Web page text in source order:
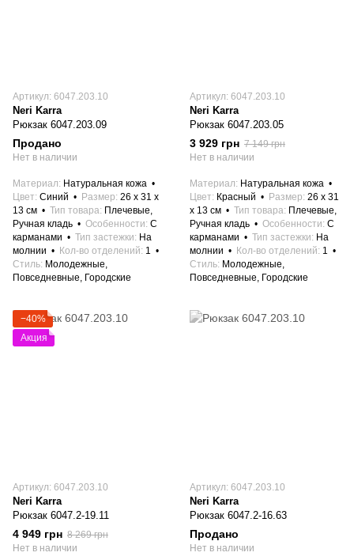
Артикул: 6047.203.10
Neri Karra
Рюкзак 6047.203.09
Продано
Нет в наличии
Материал
Натуральная кожа
Цвет Синий Размер 26 x 31 x
13 см
Тип товара Плечевые,
Ручная кладь
Особенности С
карманами
Тип застежки
На
молнии
Кол-во отделений 1
Стиль Молодежные,
Повседневные, Городские
Артикул: 6047.203.10
Neri Karra
Рюкзак 6047.203.05
3 929 грн 7 149 грн
Нет в наличии
Материал
Натуральная кожа
Цвет
Красный Размер 26 x 31
x 13 см
Тип товара Плечевые,
Ручная кладь
Особенности С
карманами
Тип застежки
На
молнии
Кол-во отделений 1
Стиль Молодежные,
Повседневные, Городские
−40%
Акция
Артикул: 6047.203.10
Neri Karra
Рюкзак 6047.2-19.11
4 949 грн 8 269 грн
Нет в наличии
Артикул: 6047.203.10
Neri Karra
Рюкзак 6047.2-16.63
Продано
Нет в наличии